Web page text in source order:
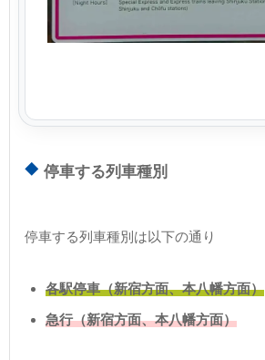
停車する列車種別
停車する列車種別は以下の通り
各駅停車（新宿方面、本八幡方面）
急行（新宿方面、本八幡方面）